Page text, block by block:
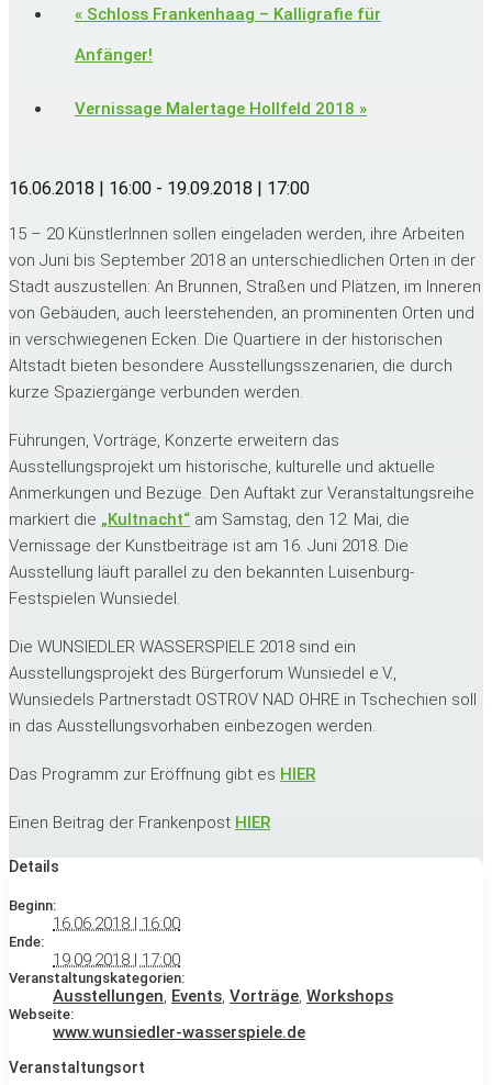
« Schloss Frankenhaag – Kalligrafie für
Anfänger!
Vernissage Malertage Hollfeld 2018 »
16.06.2018 | 16:00 - 19.09.2018 | 17:00
15 – 20 KünstlerInnen sollen eingeladen werden, ihre Arbeiten
von Juni bis September 2018 an unterschiedlichen Orten in der
Stadt auszustellen: An Brunnen, Straßen und Plätzen, im Inneren
von Gebäuden, auch leerstehenden, an prominenten Orten und
in verschwiegenen Ecken. Die Quartiere in der historischen
Altstadt bieten besondere Ausstellungsszenarien, die durch
kurze Spaziergänge verbunden werden.
Führungen, Vorträge, Konzerte erweitern das
Ausstellungsprojekt um historische, kulturelle und aktuelle
Anmerkungen und Bezüge. Den Auftakt zur Veranstaltungsreihe
markiert die „Kultnacht“ am Samstag, den 12. Mai, die
Vernissage der Kunstbeiträge ist am 16. Juni 2018. Die
Ausstellung läuft parallel zu den bekannten Luisenburg-
Festspielen Wunsiedel.
Die WUNSIEDLER WASSERSPIELE 2018 sind ein
Ausstellungsprojekt des Bürgerforum Wunsiedel e.V.,
Wunsiedels Partnerstadt OSTROV NAD OHRE in Tschechien soll
in das Ausstellungsvorhaben einbezogen werden.
Das Programm zur Eröffnung gibt es HIER
Einen Beitrag der Frankenpost HIER
Details
Beginn:
16.06.2018 | 16:00
Ende:
19.09.2018 | 17:00
Veranstaltungskategorien:
Ausstellungen, Events, Vorträge, Workshops
Webseite:
www.wunsiedler-wasserspiele.de
Veranstaltungsort